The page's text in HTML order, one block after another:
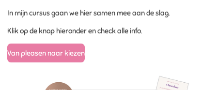
In mijn cursus gaan we hier samen mee aan de slag.
Klik op de knop hieronder en check alle info.
Van pleasen naar kiezen